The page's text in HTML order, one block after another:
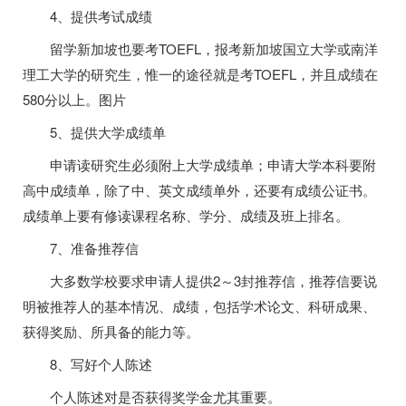
4、提供考试成绩
留学新加坡也要考TOEFL，报考新加坡国立大学或南洋
理工大学的研究生，惟一的途径就是考TOEFL，并且成绩在
580分以上。图片
5、提供大学成绩单
申请读研究生必须附上大学成绩单；申请大学本科要附
高中成绩单，除了中、英文成绩单外，还要有成绩公证书。
成绩单上要有修读课程名称、学分、成绩及班上排名。
7、准备推荐信
大多数学校要求申请人提供2～3封推荐信，推荐信要说
明被推荐人的基本情况、成绩，包括学术论文、科研成果、
获得奖励、所具备的能力等。
8、写好个人陈述
个人陈述对是否获得奖学金尤其重要。